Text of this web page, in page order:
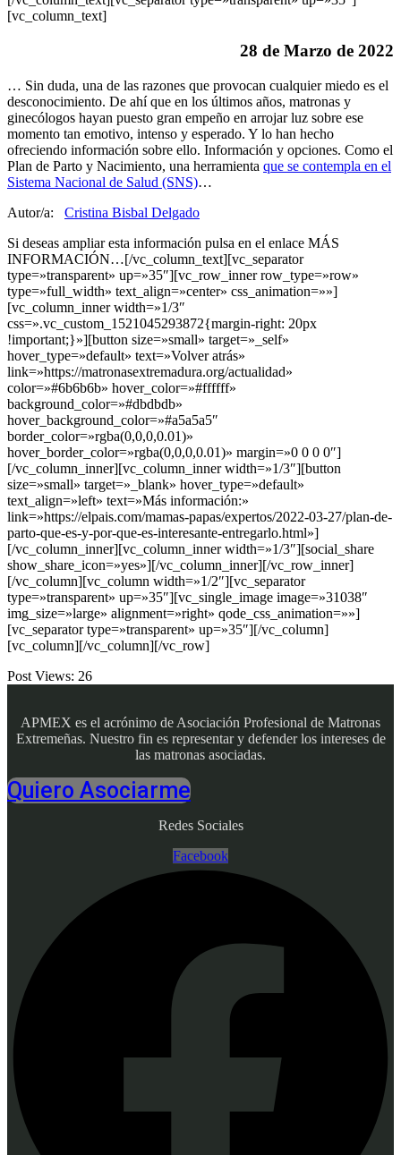
[vc_column_text]
28 de Marzo de 2022
… Sin duda, una de las razones que provocan cualquier miedo es el
desconocimiento. De ahí que en los últimos años, matronas y
ginecólogos hayan puesto gran empeño en arrojar luz sobre ese
momento tan emotivo, intenso y esperado. Y lo han hecho
ofreciendo información sobre ello. Información y opciones. Como el
Plan de Parto y Nacimiento, una herramienta que se contempla en el
Sistema Nacional de Salud (SNS)…
Autor/a: Cristina Bisbal Delgado
Si deseas ampliar esta información pulsa en el enlace MÁS
INFORMACIÓN…[/vc_column_text][vc_separator
type=»transparent» up=»35″][vc_row_inner row_type=»row»
type=»full_width» text_align=»center» css_animation=»»]
[vc_column_inner width=»1/3″
css=».vc_custom_1521045293872{margin-right: 20px
!important;}»][button size=»small» target=»_self»
hover_type=»default» text=»Volver atrás»
link=»https://matronasextremadura.org/actualidad»
color=»#6b6b6b» hover_color=»#ffffff»
background_color=»#dbdbdb»
hover_background_color=»#a5a5a5″
border_color=»rgba(0,0,0,0.01)»
hover_border_color=»rgba(0,0,0,0.01)» margin=»0 0 0 0″]
[/vc_column_inner][vc_column_inner width=»1/3″][button
size=»small» target=»_blank» hover_type=»default»
text_align=»left» text=»Más información:»
link=»https://elpais.com/mamas-papas/expertos/2022-03-27/plan-de-
parto-que-es-y-por-que-es-interesante-entregarlo.html»]
[/vc_column_inner][vc_column_inner width=»1/3″][social_share
show_share_icon=»yes»][/vc_column_inner][/vc_row_inner]
[/vc_column][vc_column width=»1/2″][vc_separator
type=»transparent» up=»35″][vc_single_image image=»31038″
img_size=»large» alignment=»right» qode_css_animation=»»]
[vc_separator type=»transparent» up=»35″][/vc_column]
[vc_column][/vc_column][/vc_row]
Post Views: 26
APMEX es el acrónimo de Asociación Profesional de Matronas
Extremeñas. Nuestro fin es representar y defender los intereses de
las matronas asociadas.
Quiero Asociarme
Redes Sociales
Facebook